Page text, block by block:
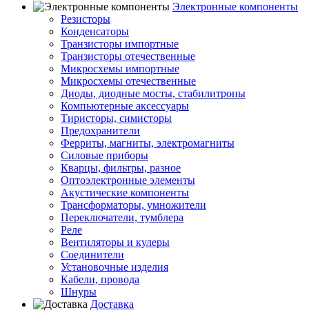
Электронные компоненты
Резисторы
Конденсаторы
Транзисторы импортные
Транзисторы отечественные
Микросхемы импортные
Микросхемы отечественные
Диоды, диодные мосты, стабилитроны
Компьютерные аксессуары
Тиристоры, симисторы
Предохранители
Ферриты, магниты, электромагниты
Силовые приборы
Кварцы, фильтры, разное
Оптоэлектронные элементы
Акустические компоненты
Трансформаторы, умножители
Переключатели, тумблера
Реле
Вентиляторы и кулеры
Соединители
Установочные изделия
Кабели, провода
Шнуры
Доставка